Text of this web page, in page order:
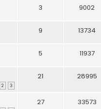
3 9002
9 13734
5 11937
2 3
21 28995
27 33573